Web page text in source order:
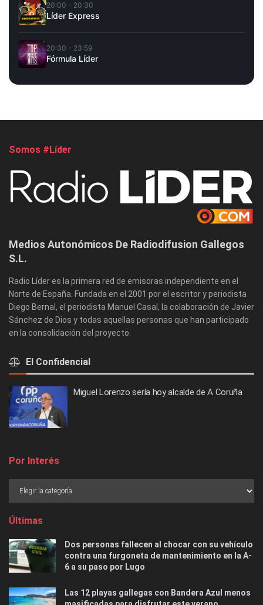
20:00 - 20:30
Líder Express
20:30 - 23:59
Fórmula Líder
Somos #Líder
Medios Autonómicos De Radiodifusion Gallegos
S.L.
Radio Líder es la primera red de emisoras independiente en el
Norte de España. Fundada en el 2001 por el escritor y periodista
Diego Bernal, el periodista Manuel Casal, la colaboración de Javier
Sánchez de Dios y todas aquellas personas que han participado
en la consolidación del proyecto.
El Confidencial
Miguel Lorenzo sería hoy alcalde de A Coruña
Por Interés
Últimas
Dos personas fallecen al chocar con su vehículo
contra una furgoneta de mantenimiento en la A-
6 a su paso por Lugo
Las 12 playas gallegas con Bandera Azul menos